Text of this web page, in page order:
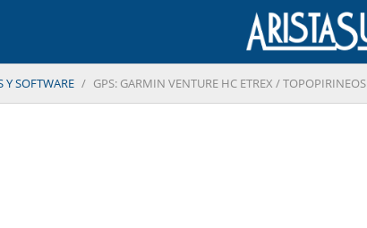
Y SOFTWARE GPS: GARMIN VENTURE HC ETREX / TOPOPIRINEOS